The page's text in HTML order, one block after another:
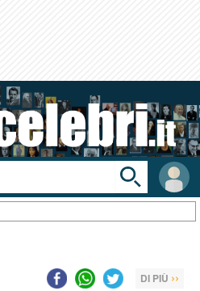
User
area
Toggle
search
bar
DI PIÙ ››